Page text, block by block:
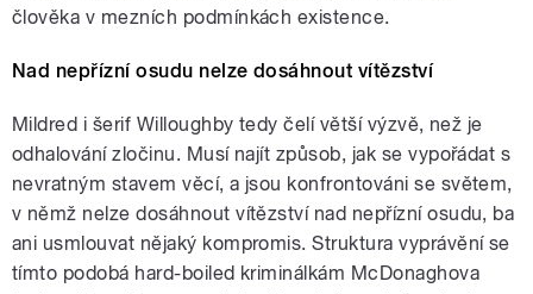
člověka v mezních podmínkách existence.
Nad nepřízní osudu nelze dosáhnout vítězství
Mildred i šerif Willoughby tedy čelí větší výzvě, než je
odhalování zločinu. Musí najít způsob, jak se vypořádat s
nevratným stavem věcí, a jsou konfrontováni se světem,
v němž nelze dosáhnout vítězství nad nepřízní osudu, ba
ani usmlouvat nějaký kompromis. Struktura vyprávění se
tímto podobá hard-boiled kriminálkám McDonaghova